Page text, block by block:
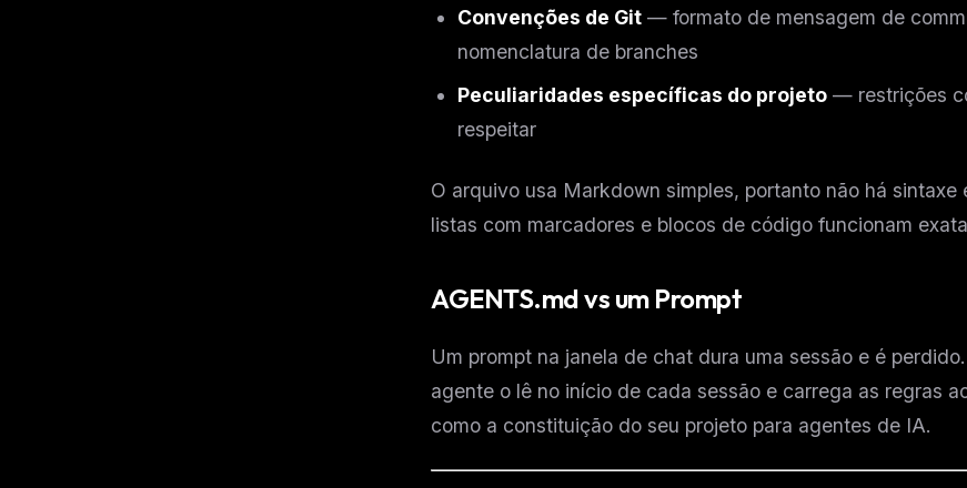
Convenções de Git — formato de mensagem de
nomenclatura de branches
Peculiaridades específicas do projeto — restrições
respeitar
O arquivo usa Markdown simples, portanto não há sintaxe
listas com marcadores e blocos de código funcionam
AGENTS.md vs um Prompt
Um prompt na janela de chat dura uma sessão e é
agente o lê no início de cada sessão e carrega as regras
como a constituição do seu projeto para agentes de IA.
Rules & workflow
pack
Free · Weekly · 2 min read
No spam. Unsubscribe in one click.